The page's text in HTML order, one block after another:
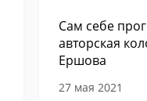
Сам себе
авторская
Ершова
27 мая 2021